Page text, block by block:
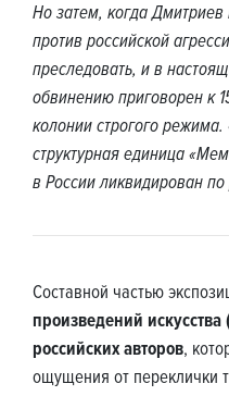
Но затем, когда Дмитриев
против российской
преследовать, и в
обвинению приговорен к
колонии строгого
структурная единица
в России ликвидирован
Составной частью
произведений
российских авторов,
ощущения от переклички